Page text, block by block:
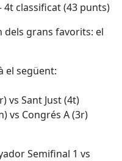
4t classificat (43 punts)
dels grans favorits: el
el següent:
vs Sant Just (4t)
vs Congrés A (3r)
Semifinal 1 vs